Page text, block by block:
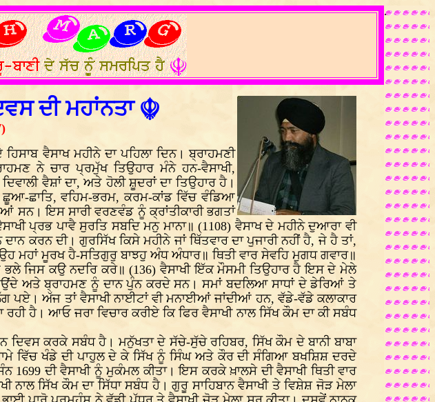
ਦੀ ਮਹਾਂਨਤਾ ☬
ਵੈਸਾਖ ਮਹੀਨੇ ਦਾ ਪਹਿਲਾ ਦਿਨ। ਬ੍ਰਾਹਮਣੀ
ਨੇ ਚਾਰ ਪ੍ਰਮੁੱਖ ਤਿਉਹਾਰ ਮੰਨੇ ਹਨ-ਵੈਸਾਖੀ,
ਵੈਸ਼ਾਂ ਦਾ, ਅਤੇ ਹੋਲੀ ਸ਼ੂਦਰਾਂ ਦਾ ਤਿਉਹਾਰ ਹੈ।
ਛੂਆ-ਛਾਤਿ, ਵਹਿਮ-ਭਰਮ, ਕਰਮ-ਕਾਂਡ ਵਿੱਚ ਵੰਡਿਆ
ਸਨ। ਇਸ ਸਾਰੀ ਵਰਣਵੰਡ ਨੂੰ ਕ੍ਰਾਂਤੀਕਾਰੀ ਭਗਤਾਂ
ਪ੍ਰਭ ਪਾਵੈ ਸੁਰਤਿ ਸਬਦਿ ਮਨੁ ਮਾਨਾ॥ (1108) ਵੈਸਾਖ ਦੇ ਮਹੀਨੇ ਦੁਆਰਾ ਵੀ
ਕਰਨ ਦੀ। ਗੁਰਸਿੱਖ ਕਿਸੇ ਮਹੀਨੇ ਜਾਂ ਥਿੱਤਵਾਰ ਦਾ ਪੁਜਾਰੀ ਨਹੀਂ ਹੈ, ਜੇ ਹੈ ਤਾਂ,
ਮਹਾਂ ਮੂਰਖ ਹੈ-ਸਤਿਗੁਰੁ ਬਾਝਹੁ ਅੰਧ ਅੰਧਾਰ॥ ਥਿਤੀ ਵਾਰ ਸੇਵਹਿ ਮੁਗਧ ਗਵਾਰ॥
ਭਲੇ ਜਿਸ ਕਉ ਨਦਰਿ ਕਰੇ॥ (136) ਵੈਸਾਖੀ ਇੱਕ ਮੌਸਮੀ ਤਿਉਹਾਰ ਹੈ ਇਸ ਦੇ ਮੇਲੇ
ਅਤੇ ਬ੍ਰਾਹਮਣ ਨੂੰ ਦਾਨ ਪੁੰਨ ਕਰਦੇ ਸਨ। ਸਮਾਂ ਬਦਲਿਆ ਸਾਧਾਂ ਦੇ ਡੇਰਿਆਂ ਤੇ
ਪਏ। ਅੱਜ ਤਾਂ ਵੈਸਾਖੀ ਨਾਈਟਾਂ ਵੀ ਮਨਾਈਆਂ ਜਾਂਦੀਆਂ ਹਨ, ਵੱਡੇ-ਵੱਡੇ ਕਲਾਕਾਰ
ਹੈ। ਆਓ ਜਰਾ ਵਿਚਾਰ ਕਰੀਏ ਕਿ ਫਿਰ ਵੈਸਾਖੀ ਨਾਲ ਸਿੱਖ ਕੌਮ ਦਾ ਕੀ ਸਬੰਧ
ਦਿਵਸ ਕਰਕੇ ਸਬੰਧ ਹੈ। ਮਨੁੱਖਤਾ ਦੇ ਸੱਚੇ-ਸੁੱਚੇ ਰਹਿਬਰ, ਸਿੱਖ ਕੌਮ ਦੇ ਬਾਨੀ ਬਾਬਾ
ਵਿੱਚ ਖੰਡੇ ਦੀ ਪਾਹੁਲ ਦੇ ਕੇ ਸਿੱਖ ਨੂੰ ਸਿੰਘ ਅਤੇ ਕੌਰ ਦੀ ਸੰਗਿਆ ਬਖਸ਼ਿਸ਼ ਦਰਦੇ
ਦੀ ਵੈਸਾਖੀ ਨੂੰ ਮੁਕੰਮਲ ਕੀਤਾ। ਇਸ ਕਰਕੇ ਖ਼ਾਲਸੇ ਦੀ ਵੈਸਾਖੀ ਥਿਤੀ ਵਾਰ
ਨਾਲ ਸਿੱਖ ਕੌਮ ਦਾ ਸਿੱਧਾ ਸਬੰਧ ਹੈ। ਗੁਰੂ ਸਾਹਿਬਾਨ ਵੈਸਾਖੀ ਤੇ ਵਿਸ਼ੇਸ਼ ਜੋੜ ਮੇਲਾ
.